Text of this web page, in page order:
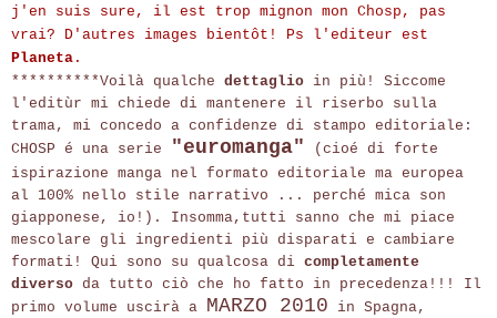
j'en suis sure, il est trop mignon mon Chosp, pas
vrai? D'autres images bientôt! Ps l'editeur est
Planeta .
**********Voilà qualche dettaglio in più! Siccome
l'editùr mi chiede di mantenere il riserbo sulla
trama, mi concedo a confidenze di stampo editoriale:
CHOSP é una serie
"euromanga"
(cioé di forte
ispirazione manga nel formato editoriale ma europea
al 100% nello stile narrativo ... perché mica son
giapponese, io!). Insomma,tutti sanno che mi piace
mescolare gli ingredienti più disparati e cambiare
formati! Qui sono su qualcosa di completamente
diverso da tutto ciò che ho fatto in precedenza!!! Il
primo volume uscirà a MARZO 2010 in Spagna,